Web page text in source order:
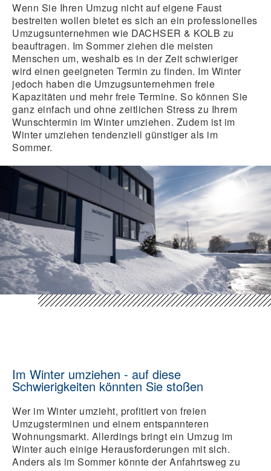
Wenn Sie Ihren Umzug nicht auf eigene Faust
bestreiten wollen bietet es sich an ein professionelles
Umzugsunternehmen wie DACHSER & KOLB zu
beauftragen. Im Sommer ziehen die meisten
Menschen um, weshalb es in der Zeit schwieriger
wird einen geeigneten Termin zu finden. Im Winter
jedoch haben die Umzugsunternehmen freie
Kapazitäten und mehr freie Termine. So können Sie
ganz einfach und ohne zeitlichen Stress zu Ihrem
Wunschtermin im Winter umziehen. Zudem ist im
Winter umziehen tendenziell günstiger als im
Sommer.
Im Winter umziehen - auf diese
Schwierigkeiten könnten Sie stoßen
Wer im Winter umzieht, profitiert von freien
Umzugsterminen und einem entspannteren
Wohnungsmarkt. Allerdings bringt ein Umzug im
Winter auch einige Herausforderungen mit sich.
Anders als im Sommer könnte der Anfahrtsweg zu